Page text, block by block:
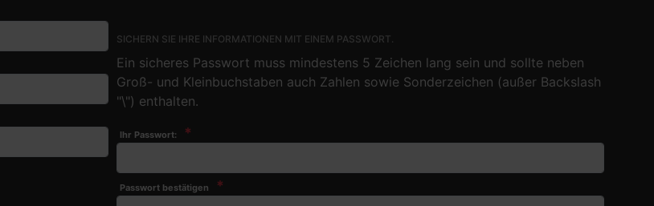
SICHERN SIE IHRE INFORMATIONEN MIT EINEM PASSWORT.
Ein sicheres Passwort muss mindestens 5 Zeichen lang sein und sollte neben
Groß- und Kleinbuchstaben auch Zahlen sowie Sonderzeichen (außer Backslash
"\") enthalten.
Ihr Passwort: *
Passwort bestätigen *